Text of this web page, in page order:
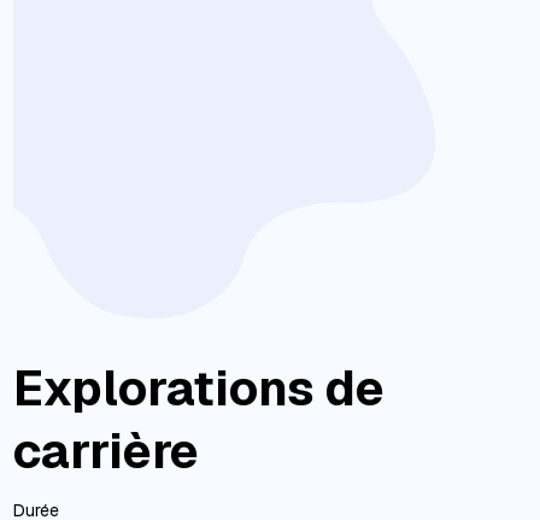
Explorations de
carrière
Durée